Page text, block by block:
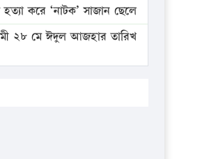
করে ‘নাটক’ সাজান ছেলে
২৮ মে ঈদুল আজহার তারিখ